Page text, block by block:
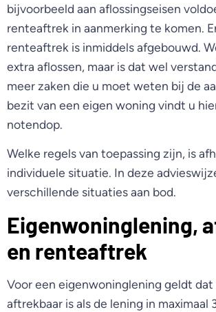
bijvoorbeeld aan aflossingseisen
renteaftrek in aanmerking te komen.
renteaftrek is inmiddels afgebouwd.
extra aflossen, maar is dat wel
meer zaken die u moet weten bij de
bezit van een eigen woning vindt u
notendop.
Welke regels van toepassing zijn, is
individuele situatie. In deze
verschillende situaties aan bod.
Eigenwoninglening,
en renteaftrek
Voor een eigenwoninglening geldt
aftrekbaar is als de lening in maximaal